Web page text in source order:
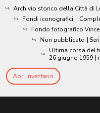
Archivio storico della Città di
Fondi iconografici |
Fondo fotografico
Non pubblicate |
Ultima corsa del
26 giugno 1959 |
Apri Inventario